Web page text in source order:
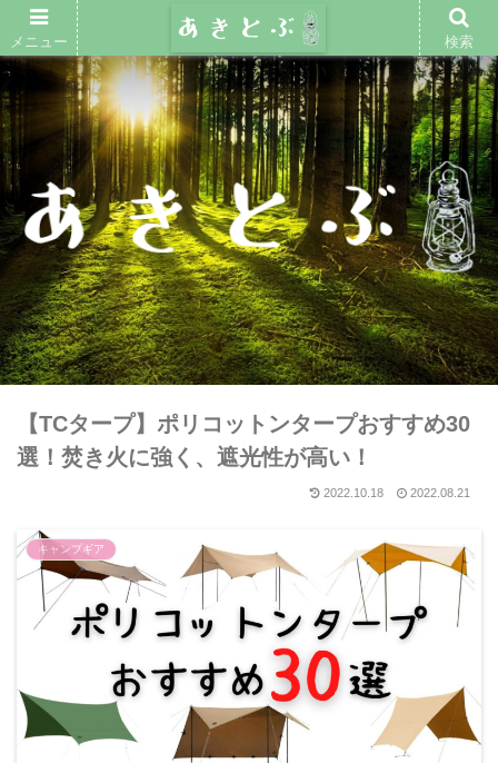
【TCタープ】ポリコットンタープおすすめ30
選！焚き火に強く、遮光性が高い！
2022.10.18 2022.08.21
キャンプギア
メニュー 検索